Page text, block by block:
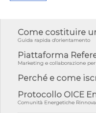
Come costituire
Guida rapida d'orientamento
Piattaforma
Marketing e collaborazione per
Perché e come
Protocollo OICE
Comunità Energetiche